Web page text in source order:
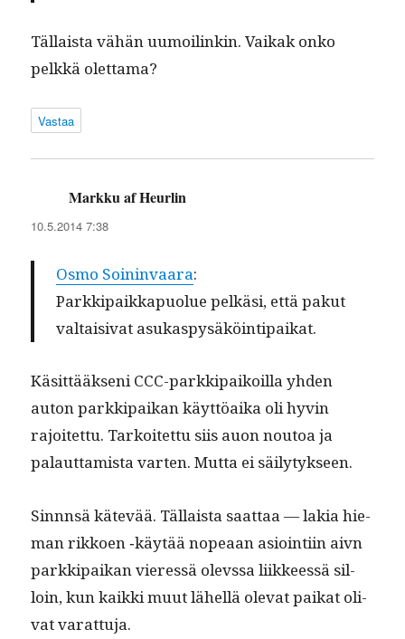
Täl­laista vähän uumoilinkin. Vaikak onko
pelkkä olettama?
Vastaa
Markku af Heurlin
10.5.2014 7:38
Osmo Soin­in­vaara:
Parkkipaikka­puolue pelkäsi, että pakut
val­taisi­vat asukaspysäköintipaikat.
Käsit­tääk­seni CCC-parkkipaikoil­la yhden
auton parkkipaikan käyt­töai­ka oli hyvin
rajoitet­tu. Tarkoitet­tu siis auon noutoa ja
palaut­tamista varten. Mut­ta ei säilytykseen.
Sinnnsä kätevää. Täl­laista saat­taa — lakia hie­
man rikkoen ‑käytää nopeaan asioin­ti­in aivn
parkkipaikan vier­essä olevs­sa liik­keessä sil­
loin, kun kaik­ki muut lähel­lä ole­vat paikat oli­
vat varattuja.